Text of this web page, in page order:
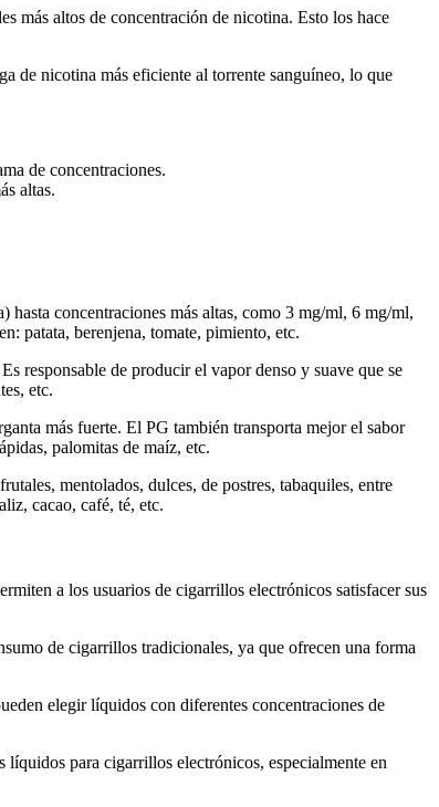
más altos de concentración de nicotina. Esto los hace
de nicotina más eficiente al torrente sanguíneo, lo que
de concentraciones.
altas.
concentraciones más altas, como 3 mg/ml, 6 mg/ml,
patata, berenjena, tomate, pimiento, etc.
responsable de producir el vapor denso y suave que se
etc.
más fuerte. El PG también transporta mejor el sabor
palomitas de maíz, etc.
mentolados, dulces, de postres, tabaquiles, entre
cacao, café, té, etc.
a los usuarios de cigarrillos electrónicos satisfacer sus
de cigarrillos tradicionales, ya que ofrecen una forma
elegir líquidos con diferentes concentraciones de
para cigarrillos electrónicos, especialmente en